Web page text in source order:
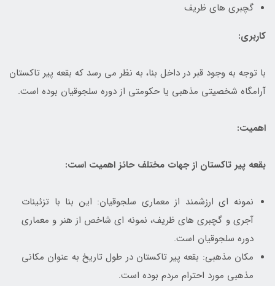
گچبری های ظریف
کاربری:
با توجه به وجود قبر در داخل بنا، به نظر می رسد که بقعه پیر تاکستان
آرامگاه شخصیتی مذهبی یا حکومتی از دوره سلجوقیان بوده است.
اهمیت:
بقعه پیر تاکستان از جهات مختلف حائز اهمیت است:
نمونه ای ارزشمند از معماری سلجوقیان: این بنا با تزئینات
آجری و گچبری های ظریف، نمونه ای شاخص از هنر و معماری
دوره سلجوقیان است.
مکان مذهبی: بقعه پیر تاکستان در طول تاریخ به عنوان مکانی
مذهبی مورد احترام مردم بوده است.